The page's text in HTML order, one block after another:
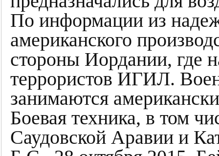
По информации из
американского
стороны Иордании, где
террористов ИГИЛ.
занимаются
Боевая техника, в том
Саудовской Аравии и